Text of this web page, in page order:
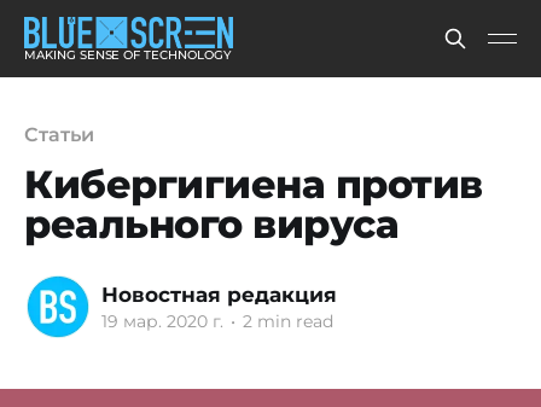
MAKING SENSE OF TECHNOLOGY
Статьи
Кибергигиена против
реального вируса
Новостная редакция
19 мар. 2020 г. • 2 min read